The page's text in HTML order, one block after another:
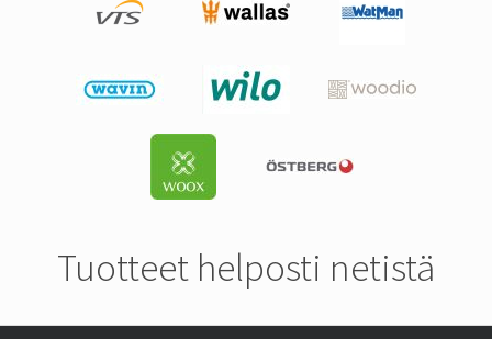
Tuotteet helposti netistä